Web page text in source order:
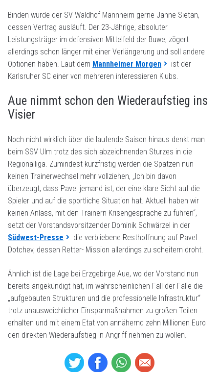
Binden würde der SV Waldhof Mannheim gerne Janne Sietan,
dessen Vertrag ausläuft. Der 23-Jährige, absoluter
Leistungsträger im defensiven Mittelfeld der Buwe, zögert
allerdings schon länger mit einer Verlängerung und soll andere
Optionen haben. Laut dem Mannheimer Morgen
ist der
Karlsruher SC einer von mehreren interessieren Klubs.
Aue nimmt schon den Wiederaufstieg ins
Visier
Noch nicht wirklich über die laufende Saison hinaus denkt man
beim SSV Ulm trotz des sich abzeichnenden Sturzes in die
Regionalliga. Zumindest kurzfristig werden die Spatzen nun
keinen Trainerwechsel mehr vollziehen, „Ich bin davon
überzeugt, dass Pavel jemand ist, der eine klare Sicht auf die
Spieler und auf die sportliche Situation hat. Aktuell haben wir
keinen Anlass, mit den Trainern Krisengespräche zu führen“,
setzt der Vorstandsvorsitzender Dominik Schwärzel in der
Südwest-Presse
die verbliebene Resthoffnung auf Pavel
Dotchev, dessen Retter- Mission allerdings zu scheitern droht.
Ähnlich ist die Lage bei Erzgebirge Aue, wo der Vorstand nun
bereits angekündigt hat, im wahrscheinlichen Fall der Fälle die
„aufgebauten Strukturen und die professionelle Infrastruktur“
trotz unausweichlicher Einsparmaßnahmen zu großen Teilen
erhalten und mit einem Etat von annähernd zehn Millionen Euro
den direkten Wiederaufstieg in Angriff nehmen zu wollen.